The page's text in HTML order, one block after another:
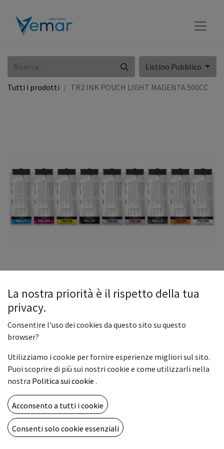
Listino Pubblico
Tutti i prodotti TR2 INK POUCH LIGHT MAGENTA 500CC
TR2 INK POUCH LIGHT MAGENTA
500CC
Descrizione
Inchiostro originale Roland TrueVis TR2, in sacche 500cc.
121,00€
La nostra priorità è il rispetto della tua
privacy.
Consentire l'uso dei cookies da questo sito su questo
browser?
Utilizziamo i cookie per fornire esperienze migliori sul sito.
Puoi scoprire di più sui nostri cookie e come utilizzarli nella
nostra Politica sui cookie .
Acconsento a tutti i cookie
Consenti solo cookie essenziali